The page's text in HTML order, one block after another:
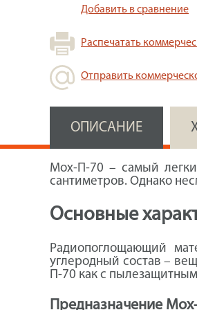
Добавить в сравнение
Распечатать
Отправить
ОПИСАНИЕ
Мох-П-70 – самый
сантиметров. Однако
Основные
Радиопоглощающий
углеродный состав –
П-70 как с
Предназначение